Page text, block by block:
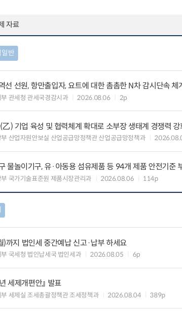
자료
일반
선 선원, 항만출입자, 요트에 대한 촘촘한 N차 감시단속
관세청 관세국경감시과 2026.08.06 2p
乙) 기업 육성 및 협력체계 확대로 소부장 생태계 경쟁력 강
산업자원안보실 산업공급망정책관 산업공급망정책과
물놀이기구, 유·아동용 섬유제품 등 94개 제품 안전기준
국가기술표준원 제품시장관리과 2026.08.06 114p
)까지 법인세 중간예납 신고·납부 하세요
국세청 법인납세국 법인세과 2026.08.05 6p
세제개편안』 발표
세제실 조세총괄정책관 조세정책과 2026.08.04 389p